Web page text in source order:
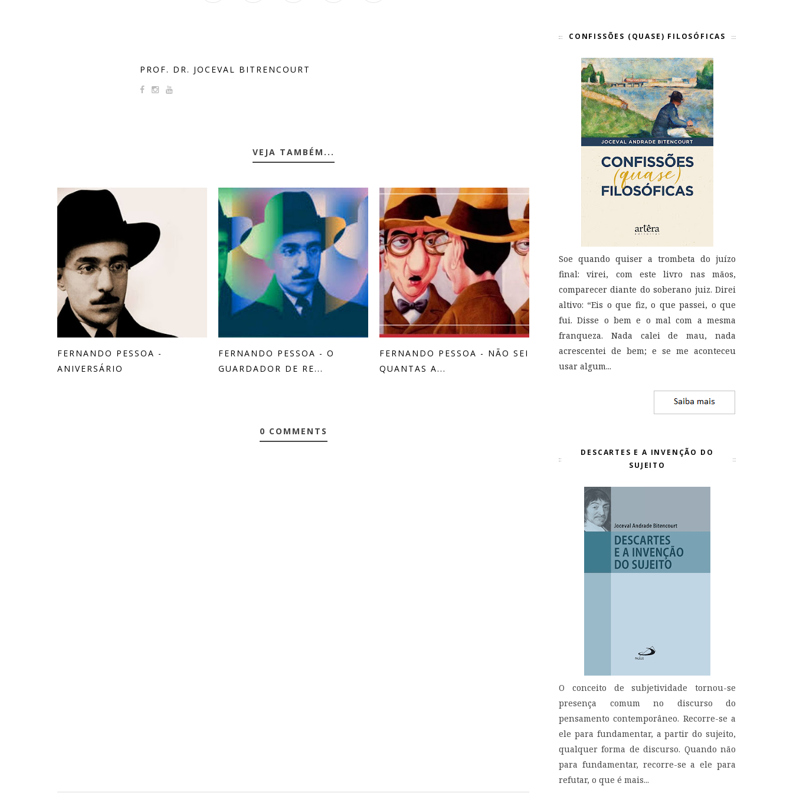
PROF. DR. JOCEVAL BITRENCOURT
VEJA TAMBÉM...
FERNANDO PESSOA -
ANIVERSÁRIO
FERNANDO PESSOA - O
GUARDADOR DE RE...
FERNANDO PESSOA - NÃO SEI
QUANTAS A...
0 COMMENTS
CONFISSÕES (QUASE) FILOSÓFICAS
Soe quando quiser a trombeta do juízo
final: virei, com este livro nas mãos,
comparecer diante do soberano juiz. Direi
altivo: “Eis o que fiz, o que passei, o que
fui. Disse o bem e o mal com a mesma
franqueza. Nada calei de mau, nada
acrescentei de bem; e se me aconteceu
usar algum...
DESCARTES E A INVENÇÃO DO
SUJEITO
O conceito de subjetividade tornou-se
presença comum no discurso do
pensamento contemporâneo. Recorre-se a
ele para fundamentar, a partir do sujeito,
qualquer forma de discurso. Quando não
para fundamentar, recorre-se a ele para
refutar, o que é mais...